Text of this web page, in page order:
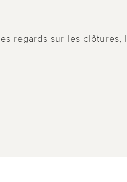
regards sur les clôtures,